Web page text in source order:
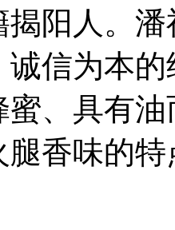
揭阳人。
信为本
蜜、具有
腿香味的特